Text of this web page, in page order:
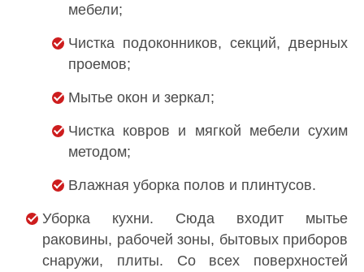
мебели;
Чистка подоконников, секций, дверных
проемов;
Мытье окон и зеркал;
Чистка ковров и мягкой мебели сухим
методом;
Влажная уборка полов и плинтусов.
Уборка кухни. Сюда входит мытье
раковины, рабочей зоны, бытовых приборов
снаружи, плиты. Со всех поверхностей